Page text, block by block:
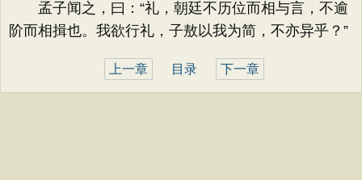
孟子闻之，曰：“礼，朝廷不历位而相与言，不逾
阶而相揖也。我欲行礼，子敖以我为简，不亦异乎？”
上一章 目录 下一章